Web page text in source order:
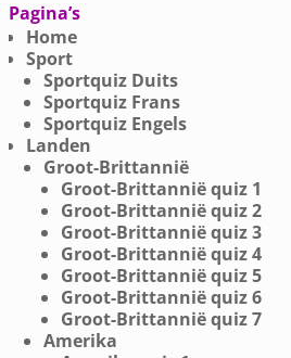
Pagina’s
Home
Sport
Sportquiz Duits
Sportquiz Frans
Sportquiz Engels
Landen
Groot-Brittannië
Groot-Brittannië quiz 1
Groot-Brittannië quiz 2
Groot-Brittannië quiz 3
Groot-Brittannië quiz 4
Groot-Brittannië quiz 5
Groot-Brittannië quiz 6
Groot-Brittannië quiz 7
Amerika